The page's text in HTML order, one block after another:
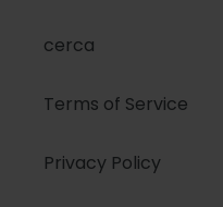
cerca
Terms of Service
Privacy Policy